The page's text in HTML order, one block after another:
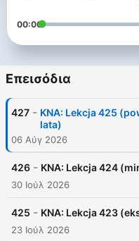
00:00
Επεισόδια
427 - KNA: Lekcja 425
lata)
06 Αύγ 2026
426 - KNA: Lekcja 424
30 Ιούλ 2026
425 - KNA: Lekcja 423
23 Ιούλ 2026